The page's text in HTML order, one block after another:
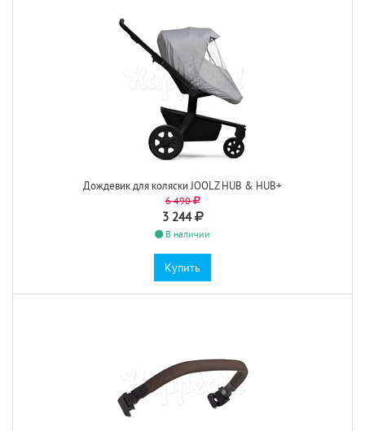
Дождевик для коляски JOOLZ HUB & HUB+
6 490
3 244
В наличии
Купить